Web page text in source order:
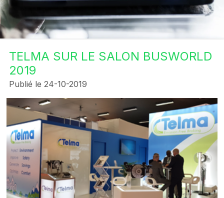
TELMA SUR LE SALON BUSWORLD
2019
Publié le 24-10-2019